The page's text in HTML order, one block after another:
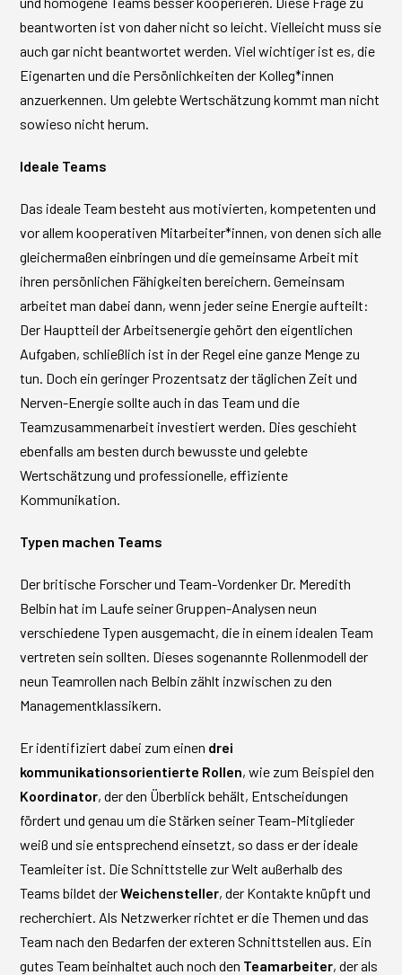
beantworten ist von daher nicht so leicht. Vielleicht muss sie
auch gar nicht beantwortet werden. Viel wichtiger ist es, die
Eigenarten und die Persönlichkeiten der Kolleg*innen
anzuerkennen. Um gelebte Wertschätzung kommt man nicht
sowieso nicht herum.
Ideale Teams
Das ideale Team besteht aus motivierten, kompetenten und
vor allem kooperativen Mitarbeiter*innen, von denen sich alle
gleichermaßen einbringen und die gemeinsame Arbeit mit
ihren persönlichen Fähigkeiten bereichern. Gemeinsam
arbeitet man dabei dann, wenn jeder seine Energie aufteilt:
Der Hauptteil der Arbeitsenergie gehört den eigentlichen
Aufgaben, schließlich ist in der Regel eine ganze Menge zu
tun. Doch ein geringer Prozentsatz der täglichen Zeit und
Nerven-Energie sollte auch in das Team und die
Teamzusammenarbeit investiert werden. Dies geschieht
ebenfalls am besten durch bewusste und gelebte
Wertschätzung und professionelle, effiziente
Kommunikation.
Typen machen Teams
Der britische Forscher und Team-Vordenker Dr. Meredith
Belbin hat im Laufe seiner Gruppen-Analysen neun
verschiedene Typen ausgemacht, die in einem idealen Team
vertreten sein sollten. Dieses sogenannte Rollenmodell der
neun Teamrollen nach Belbin zählt inzwischen zu den
Managementklassikern.
Er identifiziert dabei zum einen drei
kommunikationsorientierte Rollen, wie zum Beispiel den
Koordinator, der den Überblick behält, Entscheidungen
fördert und genau um die Stärken seiner Team-Mitglieder
weiß und sie entsprechend einsetzt, so dass er der ideale
Teamleiter ist. Die Schnittstelle zur Welt außerhalb des
Teams bildet derWeichensteller, der Kontakte knüpft und
recherchiert. Als Netzwerker richtet er die Themen und das
Team nach den Bedarfen der exteren Schnittstellen aus. Ein
gutes Team beinhaltet auch noch den Teamarbeiter, der als